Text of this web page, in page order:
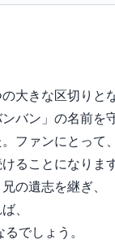
大きな区切りと
バン」の名前を
ファンにとって
ることになりま
の遺志を継ぎ、
、
でしょう。